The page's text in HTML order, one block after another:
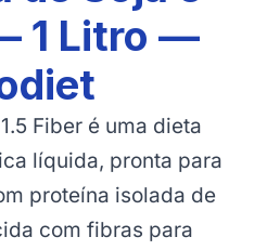
1 Litro —
Fiber é uma dieta
líquida, pronta para
proteína isolada de
com fibras para